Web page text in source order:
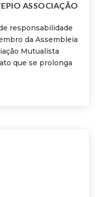
ASSOCIAÇÃO
responsabilidade
da Assembleia
Mutualista
que se prolonga